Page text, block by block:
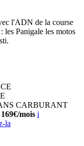
l'ADN de la course
les Panigale les motos
CARBURANT
mois i
la